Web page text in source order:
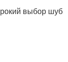
выбор шуб